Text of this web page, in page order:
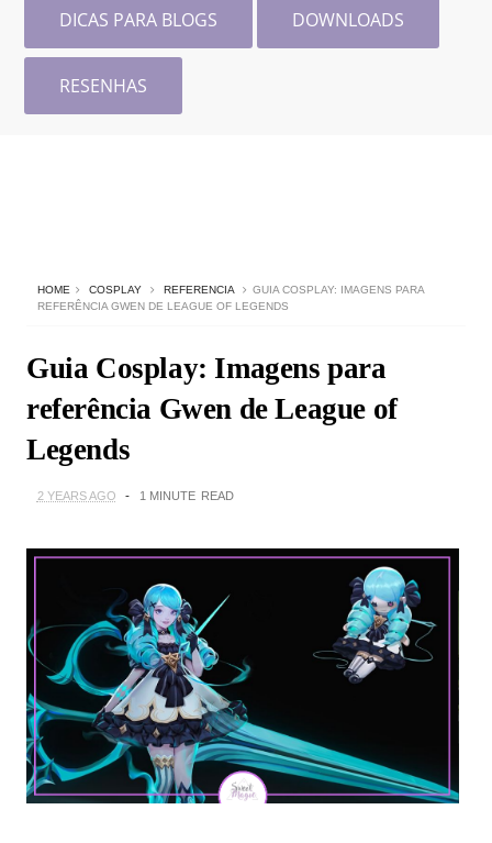
DICAS PARA BLOGS DOWNLOADS
RESENHAS
HOME COSPLAY REFERENCIA
GUIA COSPLAY: IMAGENS PARA
REFERÊNCIA GWEN DE LEAGUE OF LEGENDS
Guia Cosplay: Imagens para
referência Gwen de League of
Legends
2 YEARS AGO 1 MINUTE READ